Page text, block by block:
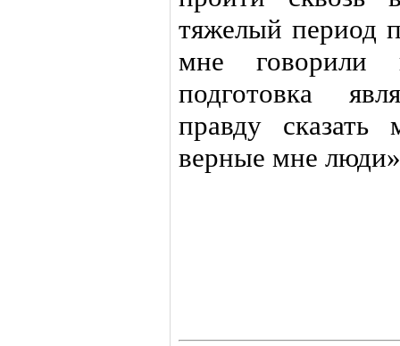
тяжелый период
мне говорили
подготовка
правду сказать
верные мне